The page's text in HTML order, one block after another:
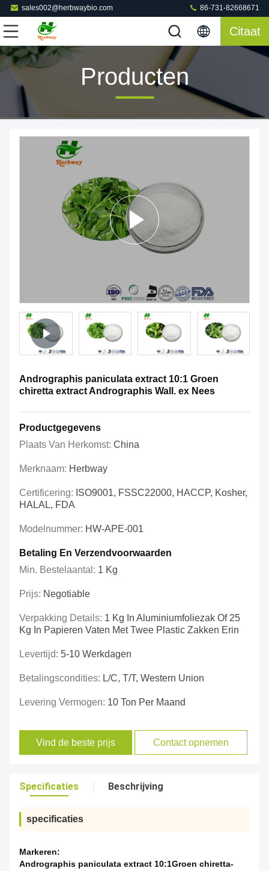
sales002@herbwaybio.com 86-731-82668671
Citaat
Producten
Andrographis paniculata extract 10:1 Groen
chiretta extract Andrographis Wall. ex Nees
Productgegevens
Plaats Van Herkomst: China
Merknaam: Herbway
Certificering: ISO9001, FSSC22000, HACCP, Kosher,
HALAL, FDA
Modelnummer: HW-APE-001
Betaling En Verzendvoorwaarden
Min. Bestelaantal: 1 Kg
Prijs: Negotiable
Verpakking Details: 1 Kg In Aluminiumfoliezak Of 25
Kg In Papieren Vaten Met Twee Plastic Zakken Erin
Levertijd: 5-10 Werkdagen
Betalingscondities: L/C, T/T, Western Union
Levering Vermogen: 10 Ton Per Maand
Vind de beste prijs Contact opnemen
Specificaties Beschrijving
specificaties
Markeren:
Andrographis paniculata extract 10:1Groen chiretta-